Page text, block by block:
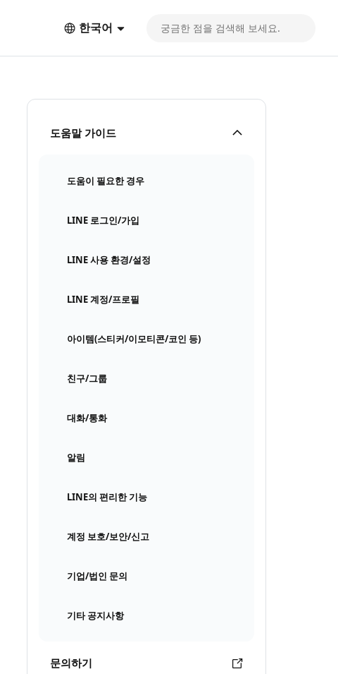
한국어
도움말 가이드
도움이 필요한 경우
LINE 로그인/가입
LINE 사용 환경/설정
LINE 계정/프로필
아이템(스티커/이모티콘/코인 등)
친구/그룹
대화/통화
알림
LINE의 편리한 기능
계정 보호/보안/신고
기업/법인 문의
기타 공지사항
문의하기